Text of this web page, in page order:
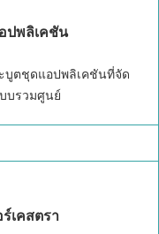
ปพลิเคชัน
บูตชุดแอปพลิเคชันที่จัด
บรวมศูนย์
เคสตรา